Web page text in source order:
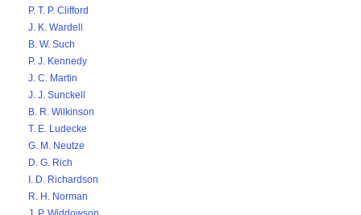
P. T. P. Clifford
J. K. Wardell
B. W. Such
P. J. Kennedy
J. C. Martin
J. J. Sunckell
B. R. Wilkinson
T. E. Ludecke
G. M. Neutze
D. G. Rich
I. D. Richardson
R. H. Norman